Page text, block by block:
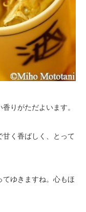
りがただよいます。
甘く香ばしく、とって
ゆきますね。心もほ